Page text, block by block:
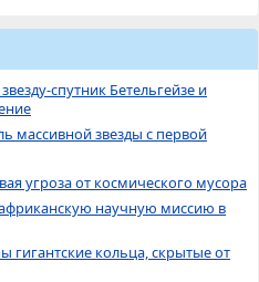
спутник Бетельгейзе и
массивной звезды с первой
угроза от космического мусора
научную миссию в
кольца, скрытые от